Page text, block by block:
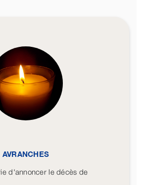
AVRANCHES
d'annoncer le décès de